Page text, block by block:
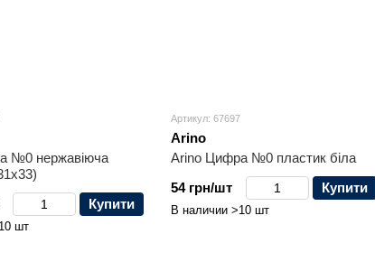
№0 нержавіюча
Купити
шт
Артикул: 67697
Arino
Arino Цифра №0 пластик біла
54 грн/шт
Купити
В наличии >10 шт